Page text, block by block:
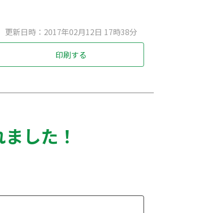
更新日時：2017年02月12日 17時38分
印刷する
した！